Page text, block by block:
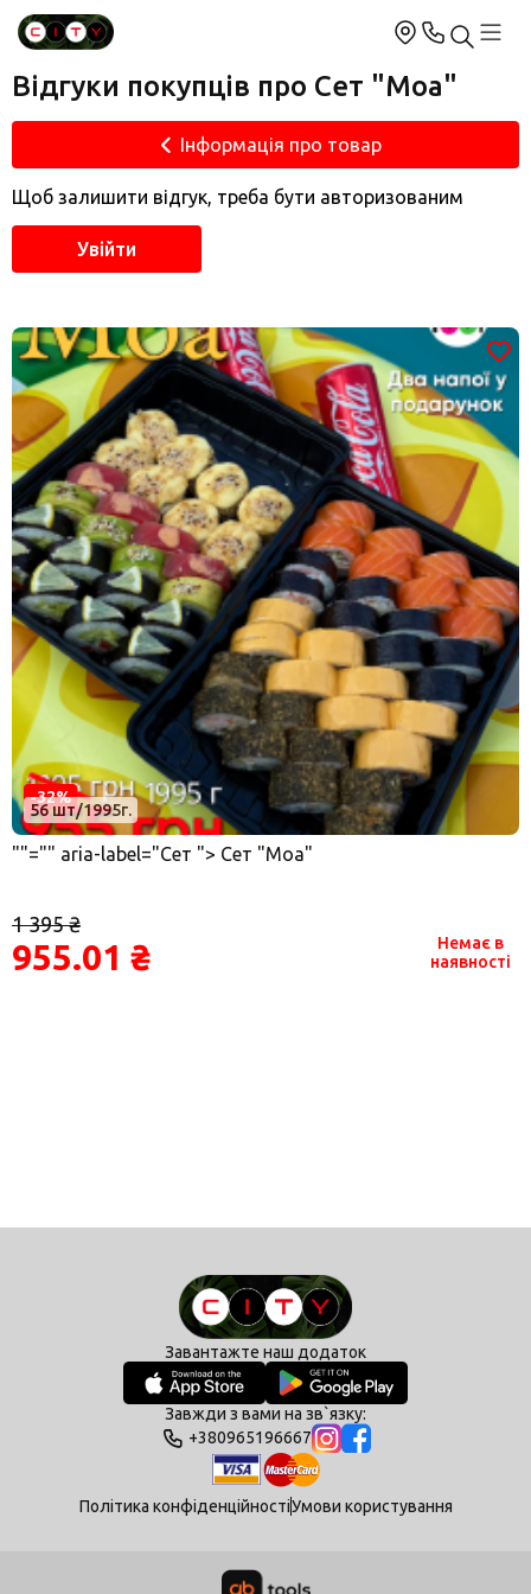
Відгуки покупців про Сет "Моа"
Інформація про товар
Щоб залишити відгук, треба бути авторизованим
Увійти
-32%
56 шт/1995г.
""="" aria-label="Сет "> Сет "Моа"
1 395 ₴
955.01 ₴
Немає в
наявності
Завантажте наш додаток
Завжди з вами на зв`язку:
+380965196667
Політика конфіденційностіУмови користування